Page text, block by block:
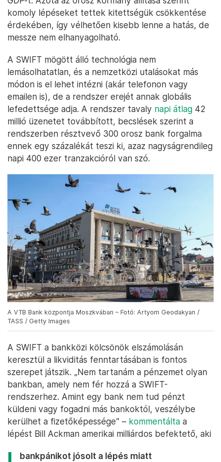
komoly lépéseket tettek kitettségük csökkentése
érdekében, így vélhetően kisebb lenne a hatás, de
messze nem elhanyagolható.
A SWIFT mögött álló technológia nem
lemásolhatatlan, és a nemzetközi utalásokat más
módon is el lehet intézni (akár telefonon vagy
emailen is), de a rendszer erejét annak globális
lefedettsége adja. A rendszer tavaly napi átlag 42
millió üzenetet továbbított, becslések szerint a
rendszerben résztvevő 300 orosz bank forgalma
ennek egy százalékát teszi ki, azaz nagyságrendileg
napi 400 ezer tranzakcióról van szó.
A VTB Bank központja Moszkvában – Fotó: Artyom Geodakyan /
TASS / Getty Images
A SWIFT a bankközi kölcsönök elszámolásán
keresztül a likviditás fenntartásában is fontos
szerepet játszik. „Nem tartanám a pénzemet olyan
bankban, amely nem fér hozzá a SWIFT-
rendszerhez. Amint egy bank nem tud pénzt
küldeni vagy fogadni más bankoktól, veszélybe
kerülhet a fizetőképessége” – kommentálta a
lépést Bill Ackman amerikai milliárdos befektető, aki
bankpánikot jósolt a lépés miatt